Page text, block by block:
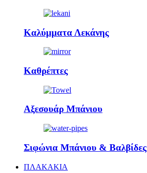
Καλύμματα Λεκάνης
Καθρέπτες
Αξεσουάρ Μπάνιου
Σιφώνια Μπάνιου & Βαλβίδες
ΠΛΑΚΑΚΙΑ